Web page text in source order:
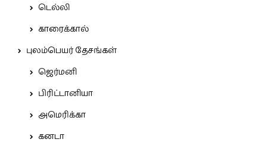
டெல்லி
காரைக்கால்
புலம்பெயர் தேசங்கள்
ஜெர்மனி
பிரிட்டானியா
அமெரிக்கா
கனடா